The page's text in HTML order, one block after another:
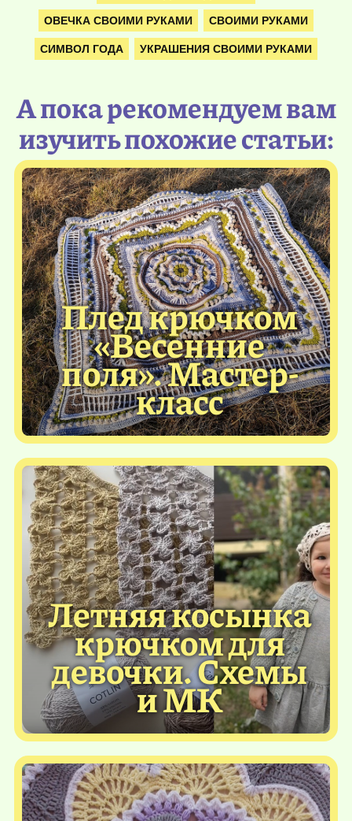
ОВЕЧКА СВОИМИ РУКАМИ СВОИМИ РУКАМИ
СИМВОЛ ГОДА УКРАШЕНИЯ СВОИМИ РУКАМИ
А пока рекомендуем вам
изучить похожие статьи:
Плед крючком
«Весенние
поля». Мастер-
класс
Летняя косынка
крючком для
девочки. Схемы
и МК